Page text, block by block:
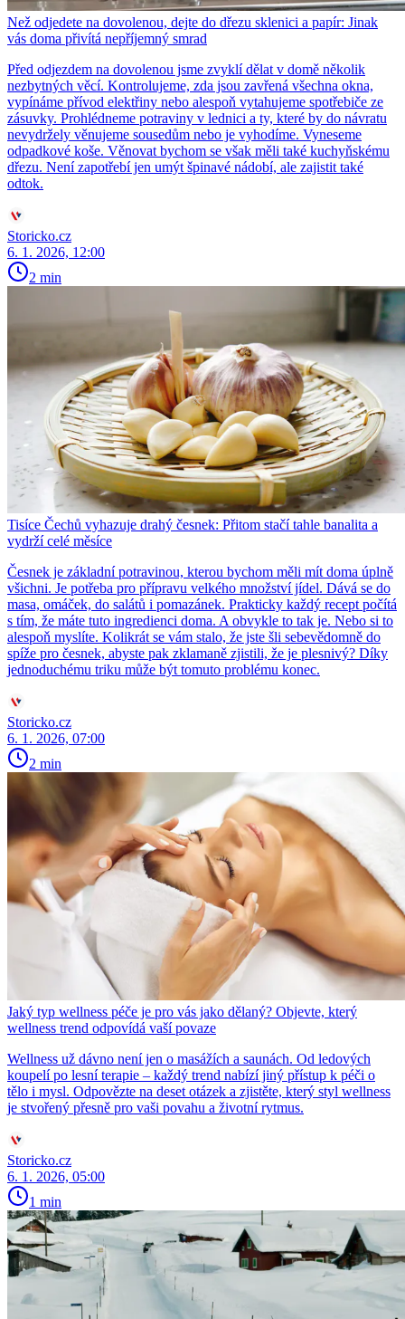
Než odjedete na dovolenou, dejte do dřezu sklenici a papír: Jinak
vás doma přivítá nepříjemný smrad
Před odjezdem na dovolenou jsme zvyklí dělat v domě několik
nezbytných věcí. Kontrolujeme, zda jsou zavřená všechna okna,
vypínáme přívod elektřiny nebo alespoň vytahujeme spotřebiče ze
zásuvky. Prohlédneme potraviny v lednici a ty, které by do návratu
nevydržely věnujeme sousedům nebo je vyhodíme. Vyneseme
odpadkové koše. Věnovat bychom se však měli také kuchyňskému
dřezu. Není zapotřebí jen umýt špinavé nádobí, ale zajistit také
odtok.
Storicko.cz
6. 1. 2026, 12:00
2 min
Tisíce Čechů vyhazuje drahý česnek: Přitom stačí tahle banalita a
vydrží celé měsíce
Česnek je základní potravinou, kterou bychom měli mít doma úplně
všichni. Je potřeba pro přípravu velkého množství jídel. Dává se do
masa, omáček, do salátů i pomazánek. Prakticky každý recept počítá
s tím, že máte tuto ingredienci doma. A obvykle to tak je. Nebo si to
alespoň myslíte. Kolikrát se vám stalo, že jste šli sebevědomně do
spíže pro česnek, abyste pak zklamaně zjistili, že je plesnivý? Díky
jednoduchému triku může být tomuto problému konec.
Storicko.cz
6. 1. 2026, 07:00
2 min
Jaký typ wellness péče je pro vás jako dělaný? Objevte, který
wellness trend odpovídá vaší povaze
Wellness už dávno není jen o masážích a saunách. Od ledových
koupelí po lesní terapie – každý trend nabízí jiný přístup k péči o
tělo i mysl. Odpovězte na deset otázek a zjistěte, který styl wellness
je stvořený přesně pro vaši povahu a životní rytmus.
Storicko.cz
6. 1. 2026, 05:00
1 min